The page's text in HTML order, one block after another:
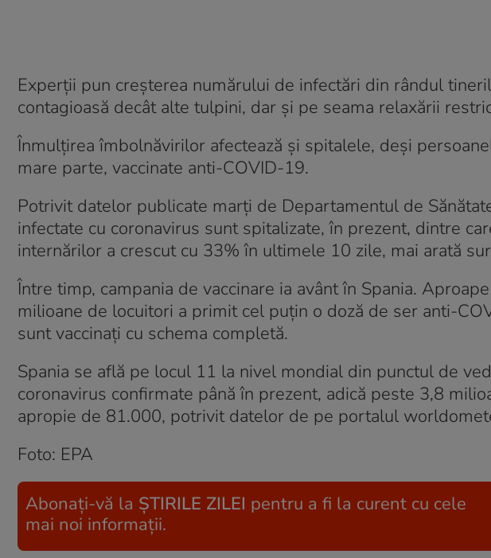
Experții pun creșterea numărului de infectări din rândul
contagioasă decât alte tulpini, dar și pe seama relaxării
Înmulțirea îmbolnăvirilor afectează și spitalele, deși
mare parte, vaccinate anti-COVID-19.
Potrivit datelor publicate marți de Departamentul de
infectate cu coronavirus sunt spitalizate, în prezent, dintre
internărilor a crescut cu 33% în ultimele 10 zile, mai arată
Între timp, campania de vaccinare ia avânt în Spania.
milioane de locuitori a primit cel puțin o doză de ser anti-
sunt vaccinați cu schema completă.
Spania se află pe locul 11 la nivel mondial din punctul de
coronavirus confirmate până în prezent, adică peste 3,8
apropie de 81.000, potrivit datelor de pe portalul
Foto: EPA
Abonați-vă la ȘTIRILE ZILEI pentru a fi la curent cu cele
mai noi informații.